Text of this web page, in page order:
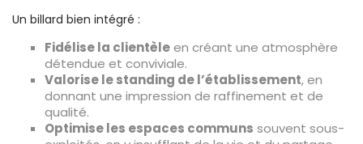
Un billard bien intégré :
Fidélise la clientèleen créant une atmosphère
détendue et conviviale.
Valorise le standing de l’établissement, en
donnant une impression de raffinement et de
qualité.
Optimise les espaces communs souvent sous-